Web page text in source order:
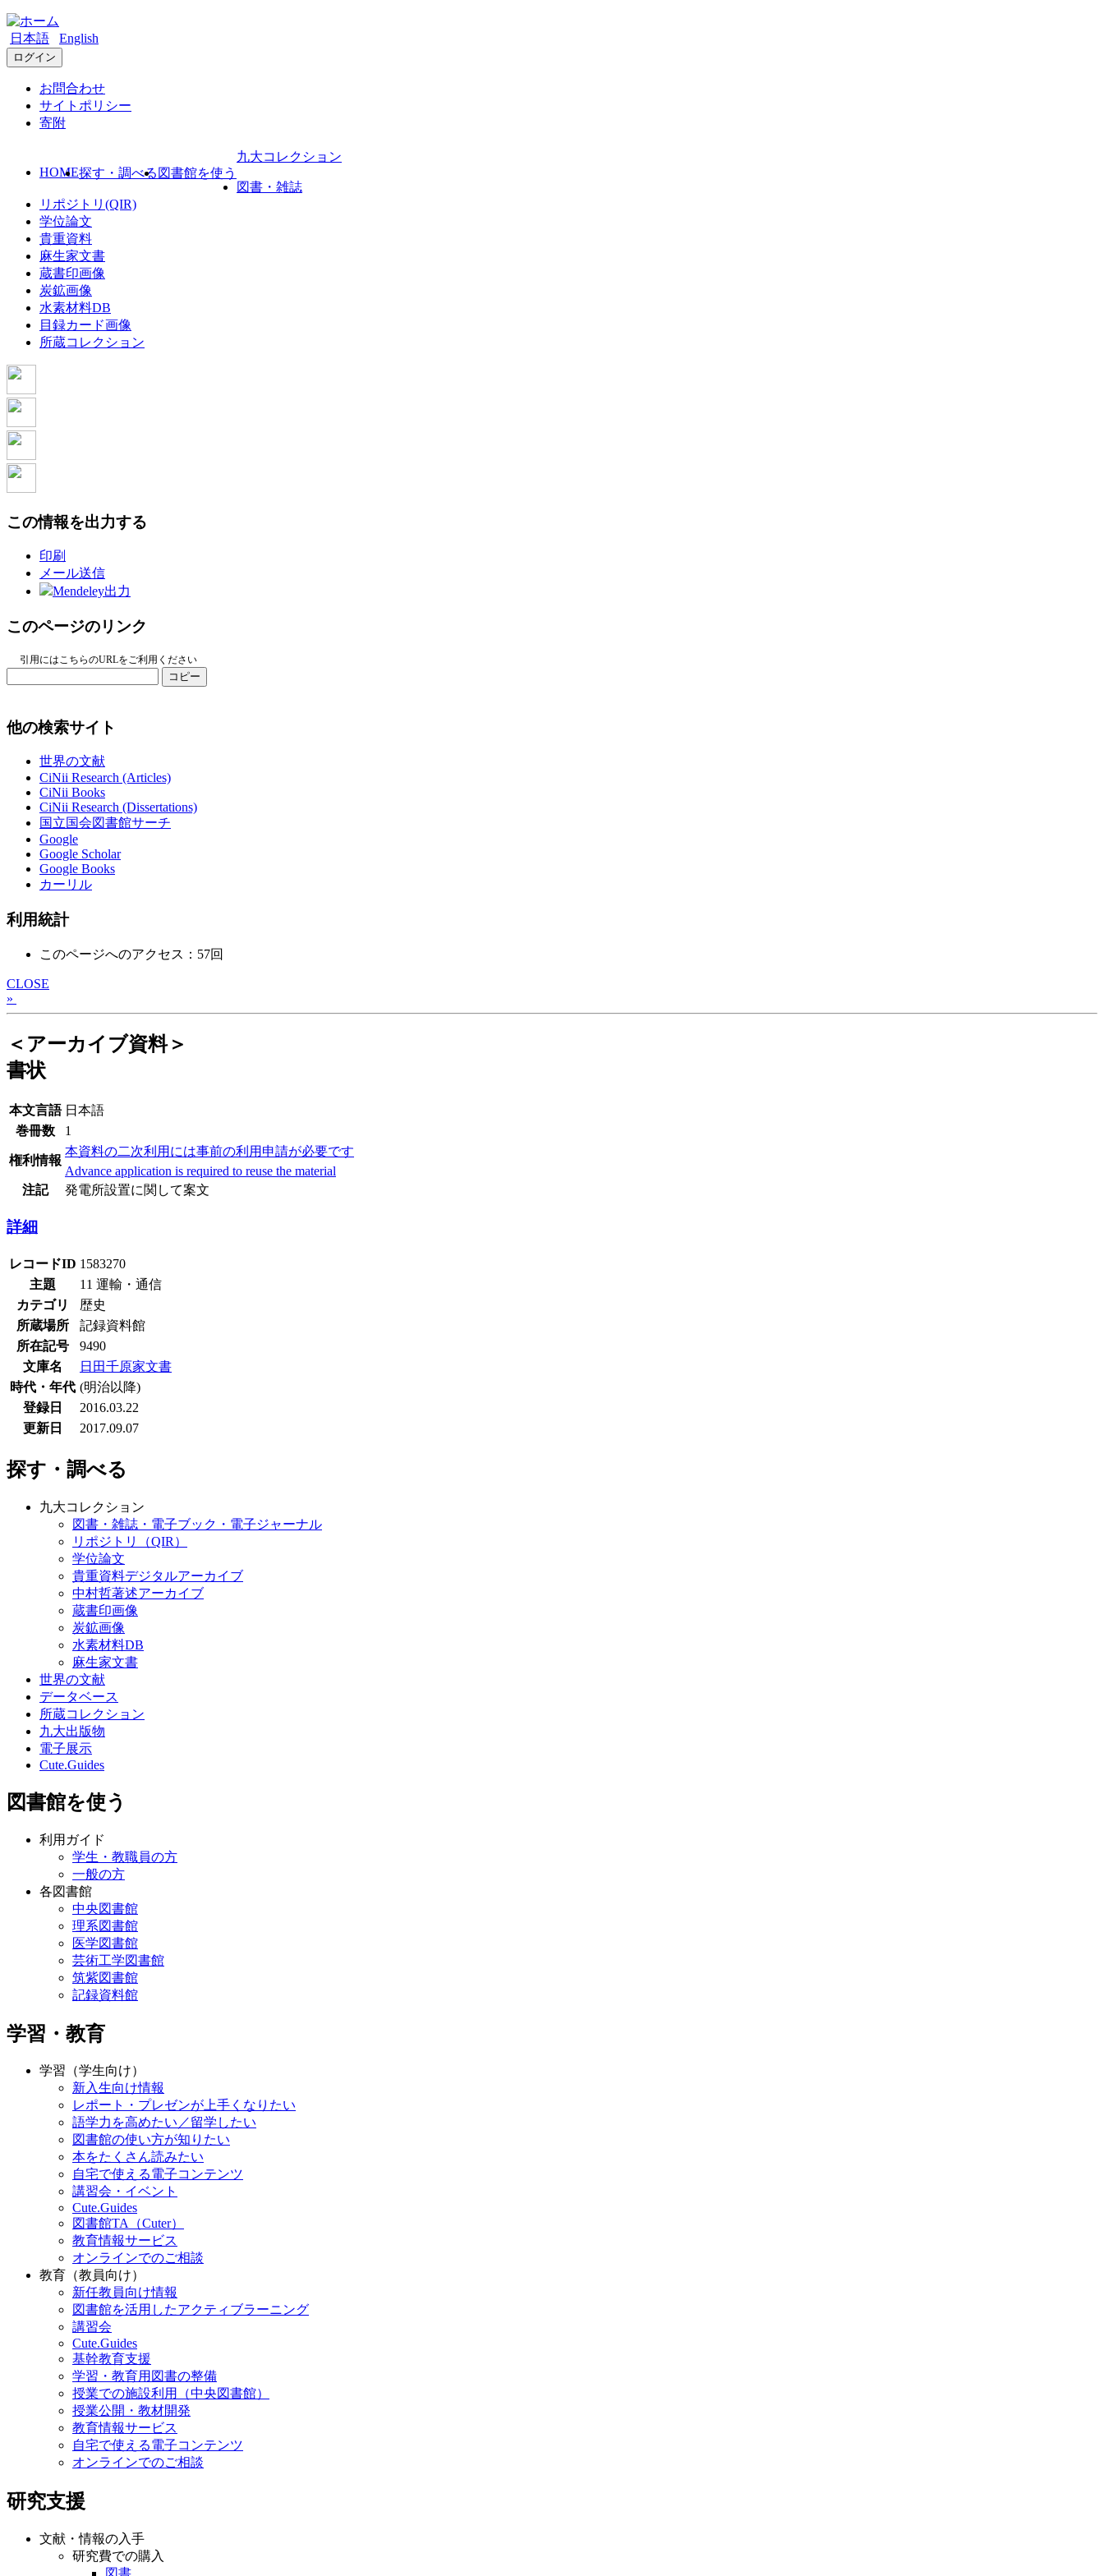
日本語 English
ログイン
お問合わせ
サイトポリシー
寄附
HOME探す・調べる 図書館を使う
九大コレクション
図書・雑誌
リポジトリ(QIR)
学位論文
貴重資料
麻生家文書
蔵書印画像
炭鉱画像
水素材料DB
目録カード画像
所蔵コレクション
この情報を出力する
印刷
メール送信
Mendeley出力
このページのリンク
引用にはこちらのURLをご利用ください
コピー
他の検索サイト
世界の文献
CiNii Research (Articles)
CiNii Books
CiNii Research (Dissertations)
国立国会図書館サーチ
Google
Google Scholar
Google Books
カーリル
利用統計
このページへのアクセス：57回
CLOSE
»
＜アーカイブ資料＞
書状
本文言語 日本語
巻冊数
1
権利情報
本資料の二次利用には事前の利用申請が必要です
Advance application is required to reuse the material
注記
発電所設置に関して案文
詳細
レコードID 1583270
主題
11 運輸・通信
カテゴリ
歴史
所蔵場所
記録資料館
所在記号
9490
文庫名
日田千原家文書
時代・年代 (明治以降)
登録日
2016.03.22
更新日
2017.09.07
探す・調べる
九大コレクション
図書・雑誌・電子ブック・電子ジャーナル
リポジトリ（QIR）
学位論文
貴重資料デジタルアーカイブ
中村哲著述アーカイブ
蔵書印画像
炭鉱画像
水素材料DB
麻生家文書
世界の文献
データベース
所蔵コレクション
九大出版物
電子展示
Cute.Guides
図書館を使う
利用ガイド
学生・教職員の方
一般の方
各図書館
中央図書館
理系図書館
医学図書館
芸術工学図書館
筑紫図書館
記録資料館
学習・教育
学習（学生向け）
新入生向け情報
レポート・プレゼンが上手くなりたい
語学力を高めたい／留学したい
図書館の使い方が知りたい
本をたくさん読みたい
自宅で使える電子コンテンツ
講習会・イベント
Cute.Guides
図書館TA（Cuter）
教育情報サービス
オンラインでのご相談
教育（教員向け）
新任教員向け情報
図書館を活用したアクティブラーニング
講習会
Cute.Guides
基幹教育支援
学習・教育用図書の整備
授業での施設利用（中央図書館）
授業公開・教材開発
教育情報サービス
自宅で使える電子コンテンツ
オンラインでのご相談
研究支援
文献・情報の入手
研究費での購入